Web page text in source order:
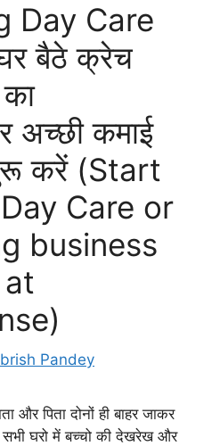
Day Care
बैठे क्रेच
अच्छी कमाई
करें (Start
Care or
business
Pandey
और पिता दोनों ही बाहर जाकर
घरो में बच्चो की देखरेख और